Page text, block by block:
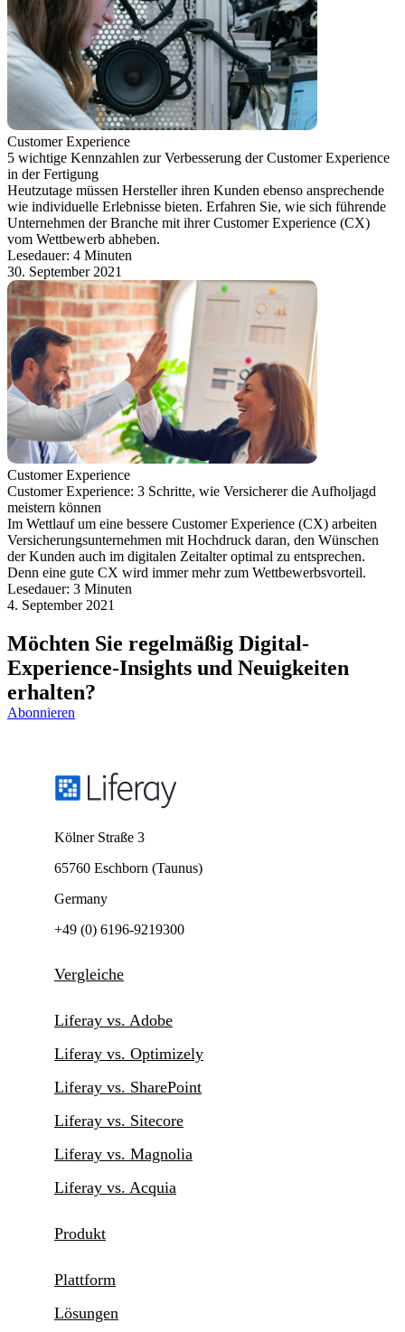
Customer Experience
5 wichtige Kennzahlen zur Verbesserung der Customer Experience
in der Fertigung
Heutzutage müssen Hersteller ihren Kunden ebenso ansprechende
wie individuelle Erlebnisse bieten. Erfahren Sie, wie sich führende
Unternehmen der Branche mit ihrer Customer Experience (CX)
vom Wettbewerb abheben.
Lesedauer: 4 Minuten
30. September 2021
Customer Experience
Customer Experience: 3 Schritte, wie Versicherer die Aufholjagd
meistern können
Im Wettlauf um eine bessere Customer Experience (CX) arbeiten
Versicherungsunternehmen mit Hochdruck daran, den Wünschen
der Kunden auch im digitalen Zeitalter optimal zu entsprechen.
Denn eine gute CX wird immer mehr zum Wettbewerbsvorteil.
Lesedauer: 3 Minuten
4. September 2021
Möchten Sie regelmäßig Digital-
Experience-Insights und Neuigkeiten
erhalten?
Abonnieren
Kölner Straße 3
65760 Eschborn (Taunus)
Germany
+49 (0) 6196-9219300
Vergleiche
Liferay vs. Adobe
Liferay vs. Optimizely
Liferay vs. SharePoint
Liferay vs. Sitecore
Liferay vs. Magnolia
Liferay vs. Acquia
Produkt
Plattform
Lösungen